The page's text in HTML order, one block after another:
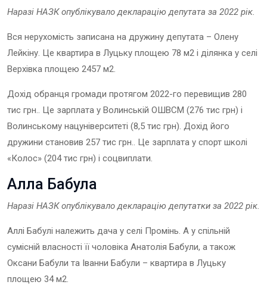
Наразі НАЗК опублікувало декларацію депутата за 2022 рік.
Вся нерухомість записана на дружину депутата – Олену
Лейкіну. Це квартира в Луцьку площею 78 м2 і ділянка у селі
Верхівка площею 2457 м2.
Дохід обранця громади протягом 2022-го перевищив 280
тис грн.. Це зарплата у Волинській ОШВСМ (276 тис грн) і
Волинському нацуніверситеті (8,5 тис грн). Дохід його
дружини становив 257 тис грн.. Це зарплата у спорт школі
«Колос» (204 тис грн) і соцвиплати.
Алла Бабула
Наразі НАЗК опублікувало декларацію депутатки за 2022 рік.
Аллі Бабулі належить дача у селі Промінь. А у спільній
сумісній власності її чоловіка Анатолія Бабули, а також
Оксани Бабули та Іванни Бабули – квартира в Луцьку
площею 34 м2.